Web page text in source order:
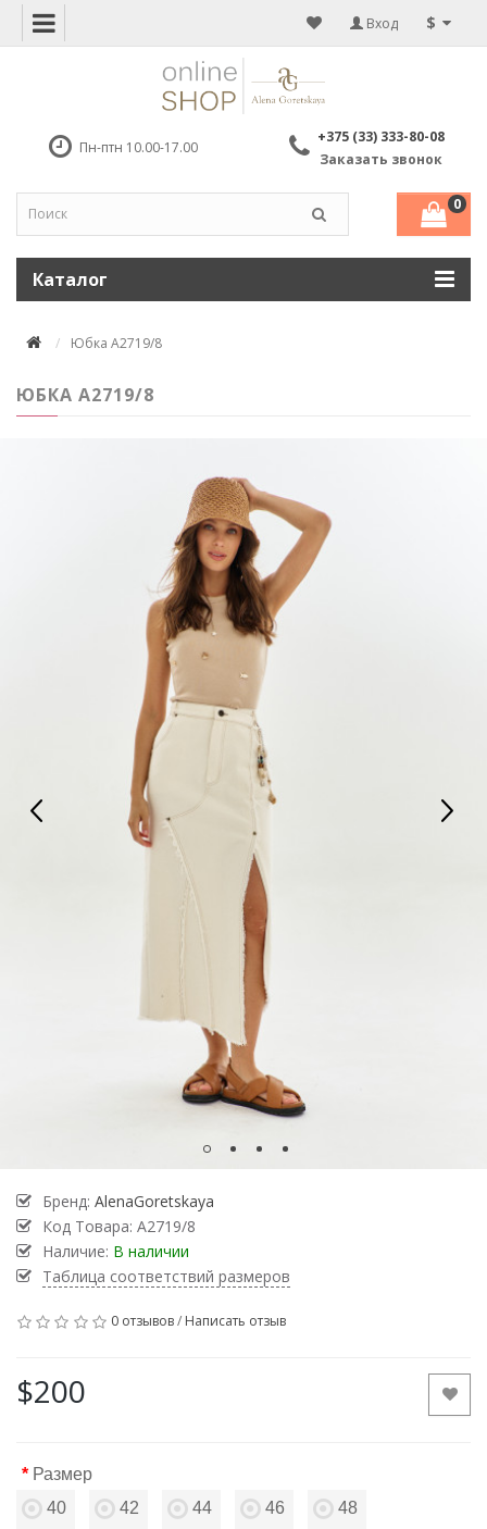
$
Вход
Пн-птн 10.00-17.00
+375 (33) 333-80-08
Заказать звонок
0
Каталог
Юбка А2719/8
ЮБКА А2719/8
Бренд: AlenaGoretskaya
Код Товара: А2719/8
Наличие: В наличии
Таблица соответствий размеров
0 отзывов/ Написать отзыв
$200
Размер
40
42 44 46 48